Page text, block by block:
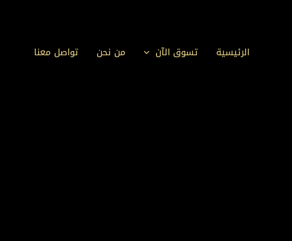
الرئيسية تسوق الآن من نحن تواصل معنا التسوق